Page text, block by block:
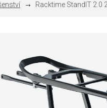
Racktime StandIT 2.0